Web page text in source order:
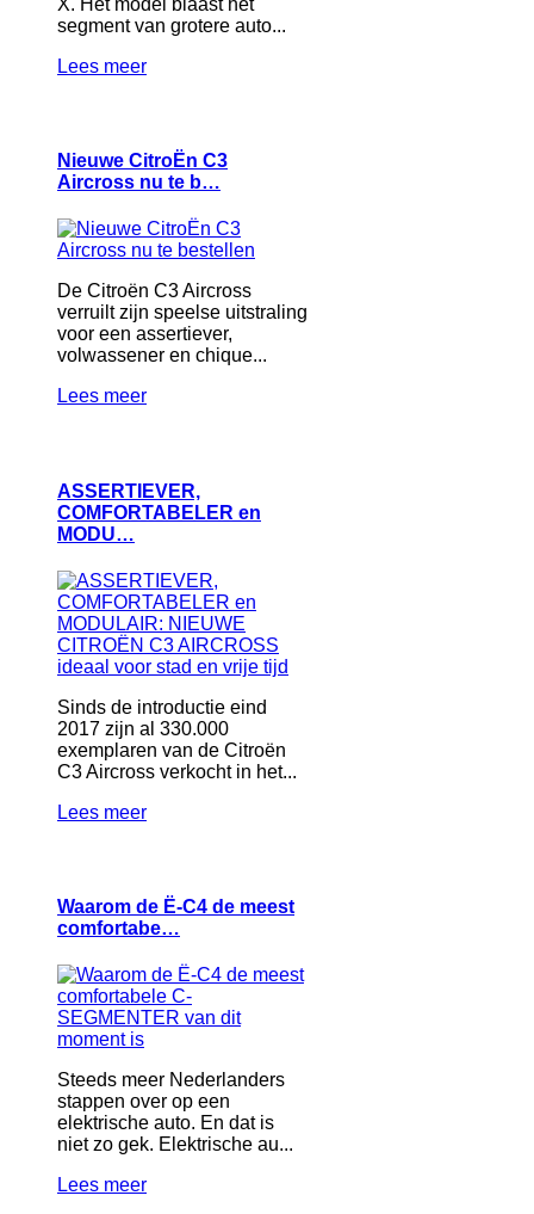
segment van grotere auto...
Lees meer
Nieuwe CitroËn C3
Aircross nu te b…
De Citroën C3 Aircross
verruilt zijn speelse uitstraling
voor een assertiever,
volwassener en chique...
Lees meer
ASSERTIEVER,
COMFORTABELER en
MODU…
Sinds de introductie eind
2017 zijn al 330.000
exemplaren van de Citroën
C3 Aircross verkocht in het...
Lees meer
Waarom de Ë-C4 de meest
comfortabe…
Steeds meer Nederlanders
stappen over op een
elektrische auto. En dat is
niet zo gek. Elektrische au...
Lees meer